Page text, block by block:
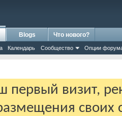
Календарь Сообщество Опции
Blogs Что нового?
первый визит,